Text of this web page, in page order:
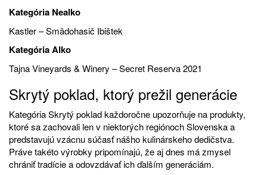
Kategória Nealko
Kastler – Smädohasič Ibištek
Kategória Alko
Tajna Vineyards & Winery – Secret Reserva 2021
Skrytý poklad, ktorý prežil generácie
Kategória Skrytý poklad každoročne upozorňuje na produkty,
ktoré sa zachovali len v niektorých regiónoch Slovenska a
predstavujú vzácnu súčasť nášho kulinárskeho dedičstva.
Práve takéto výrobky pripomínajú, že aj dnes má zmysel
chrániť tradície a odovzdávať ich ďalším generáciám.